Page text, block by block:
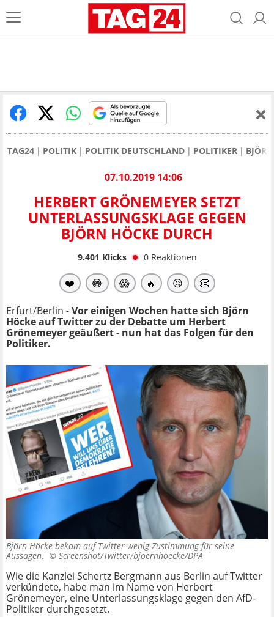
TAG24 POLITIK POLITIK DEUTSCHLAND POLITIKER
07.10.2019 14:06
HERBERT GRÖNEMEYER SETZT
UNTERLASSUNGSKLAGE GEGEN
BJÖRN HÖCKE DURCH
9.401 Klicks 0 Reaktionen
❤️ 😂 😱 🔥 😥 👏
Erfurt/Berlin -Vor einigen Wochen hatte sich Björn
Höcke auf Twitter zu der Debatte um Herbert
Grönemeyer geäußert - nun hat das Folgen für den
Politiker.
Björn Höcke bekam auf Twitter wenig Zustimmung für seine
Aussagen. © Screenshot/Twitter/bjoernhoecke/DPA
Wie die Kanzlei Schertz Bergmann aus Berlin auf Twitter
verkündete, habe man im Name von Herbert
Grönemeyer, eine Unterlassungsklage gegen den AfD-
Politiker durchgesetzt.